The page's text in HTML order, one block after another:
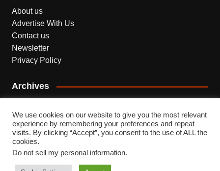
About us
Advertise With Us
Contact us
Newsletter
Privacy Policy
Archives
We use cookies on our website to give you the most relevant
experience by remembering your preferences and repeat
visits. By clicking “Accept”, you consent to the use of ALL the
cookies.
Do not sell my personal information.